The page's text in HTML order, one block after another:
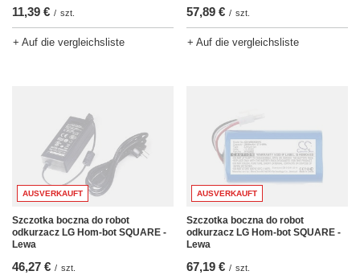
11,39 € / szt.
+ Auf die vergleichsliste
57,89 € / szt.
+ Auf die vergleichsliste
AUSVERKAUFT
Szczotka boczna do robot
odkurzacz LG Hom-bot SQUARE -
Lewa
46,27 € / szt.
AUSVERKAUFT
Szczotka boczna do robot
odkurzacz LG Hom-bot SQUARE -
Lewa
67,19 € / szt.